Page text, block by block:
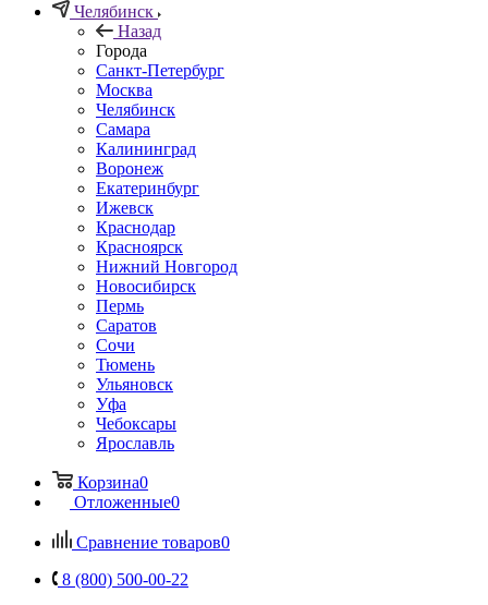
Челябинск
Назад
Города
Санкт-Петербург
Москва
Челябинск
Самара
Калининград
Воронеж
Екатеринбург
Ижевск
Краснодар
Красноярск
Нижний Новгород
Новосибирск
Пермь
Саратов
Сочи
Тюмень
Ульяновск
Уфа
Чебоксары
Ярославль
Корзина0
Отложенные0
Сравнение товаров0
8 (800) 500-00-22